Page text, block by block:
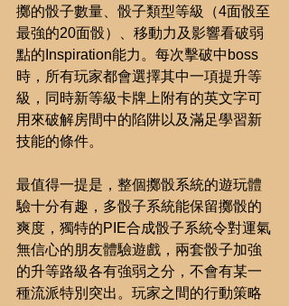
擲的骰子數量、骰子類型等級（4面骰至
最強的20面骰）、移動力及影響看破弱
點的Inspiration能力。每次擊破中boss
時，所有玩家都會選擇其中一項提升等
級，同時新等級卡牌上附有的英文字可
用來破解房間中的陷阱以及滿足學習新
技能的條件。
最值得一提是，整個擲骰系統的遊玩體
驗十分有趣，多骰子系統能保留擲骰的
爽度，獨特的PIE合成骰子系統令對運氣
無信心的朋友體驗遊戲，兩套骰子加強
的升等路級各有強弱之分，不會有某一
種流派特別突出。玩家之間的行動策略